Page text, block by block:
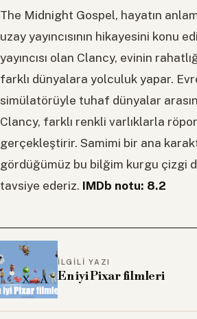
The Midnight Gospel, hayatın
uzay yayıncısının hikayesini konu
yayıncısı olan Clancy, evinin
farklı dünyalara yolculuk yapar.
simülatörüyle tuhaf dünyalar
Clancy, farklı renkli varlıklarla
gerçekleştirir. Samimi bir ana
gördüğümüz bu bilğim kurgu çizgi
tavsiye ederiz. IMDb notu: 8.2
İLGILI YAZI
En iyi Pixar filmleri